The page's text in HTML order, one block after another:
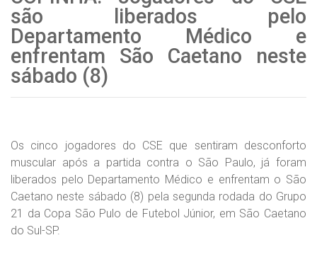
são liberados pelo
Departamento Médico e
enfrentam São Caetano neste
sábado (8)
Os cinco jogadores do CSE que sentiram desconforto
muscular após a partida contra o São Paulo, já foram
liberados pelo Departamento Médico e enfrentam o São
Caetano neste sábado (8) pela segunda rodada do Grupo
21 da Copa São Pulo de Futebol Júnior, em São Caetano
do Sul-SP.